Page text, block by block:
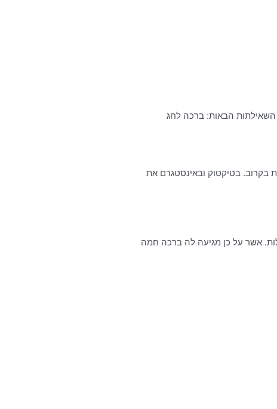
השאילתות הבאות: ברכה לחג
בקרוב. בטיקטוק ובאינסטגרם את
אשר על כן מגיעה לה ברכה חמה